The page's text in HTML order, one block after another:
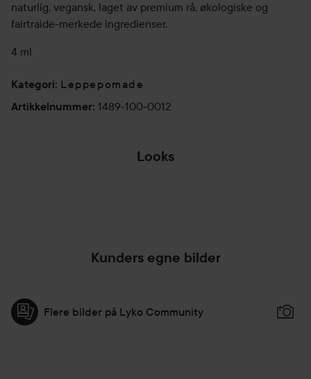
naturlig, vegansk, laget av premium rå, økologiske og
fairtraide-merkede ingredienser.
4 ml
Kategori: Leppepomade
Artikkelnummer: 1489-100-0012
Looks
Kunders egne bilder
Flere bilder på Lyko Community